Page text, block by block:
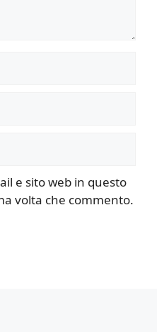
e sito web in questo
volta che commento.